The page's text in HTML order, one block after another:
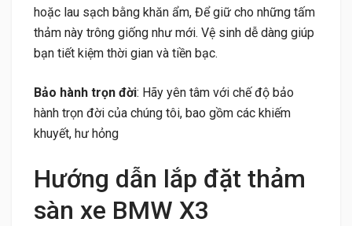
hoặc lau sạch bằng khăn ẩm, Để giữ cho những tấm
thảm này trông giống như mới. Vệ sinh dễ dàng giúp
bạn tiết kiệm thời gian và tiền bạc.
Bảo hành trọn đời: Hãy yên tâm với chế độ bảo
hành trọn đời của chúng tôi, bao gồm các khiếm
khuyết, hư hỏng
Hướng dẫn lắp đặt thảm
sàn xe BMW X3